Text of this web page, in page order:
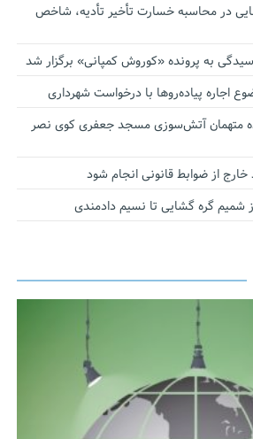
در محاسبه خسارت تأخیر تأدیه، شاخص
به پرونده «کوروش کمپانی» برگزار شد
اجاره پیاده‌روها با درخواست شهرداری
متهمان آتش‌سوزی مسجد جعفری کوی نصر
از ضوابط قانونی انجام شود
شمیم گره گشایی تا نسیم دادمندی